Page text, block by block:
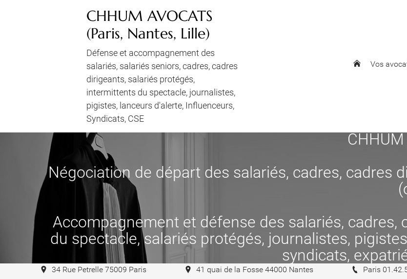
CHHUM AVOCATS
(Paris, Nantes, Lille)
Défense et accompagnement des
salariés, salariés seniors, cadres, cadres
dirigeants, salariés protégés,
intermittents du spectacle, journalistes,
pigistes, lanceurs d'alerte, Influenceurs,
Syndicats, CSE
Vos
Négociation de départ des salariés, cadres, cadres
Accompagnement et défense des salariés,
du spectacle, salariés protégés, journalistes,
syndicats,
34 Rue Petrelle 75009 Paris 41 quai de la Fosse 44000 Nantes Paris